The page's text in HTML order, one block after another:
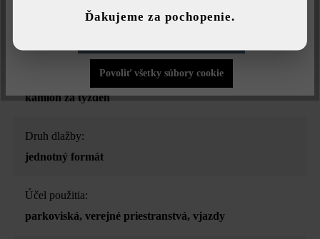
Zaťažiteľnosť:
pojazdná osobnými aj nákladnými vozidlami max. 1
kamión za týždeň
Druh dlažby:
jednotný formát
Účel použitia:
parkoviská, verejné priestranstvá, vjazdy
Povoliť všetky súbory cookie
Ďakujeme za pochopenie.